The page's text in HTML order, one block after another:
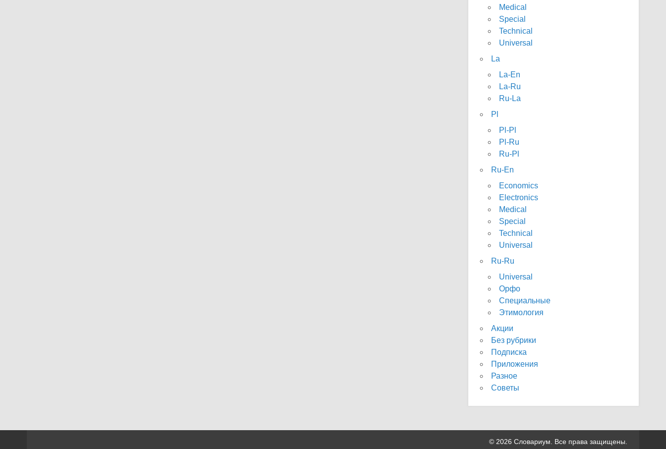
Medical
Special
Technical
Universal
La
La-En
La-Ru
Ru-La
Pl
Pl-Pl
Pl-Ru
Ru-Pl
Ru-En
Economics
Electronics
Medical
Special
Technical
Universal
Ru-Ru
Universal
Орфо
Специальные
Этимология
Акции
Без рубрики
Подписка
Приложения
Разное
Советы
© 2026 Словариум. Все права защищены.